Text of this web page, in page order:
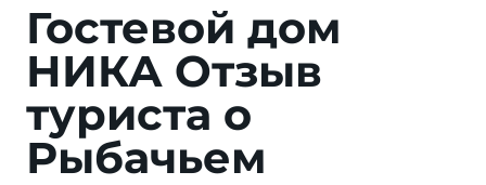
Гостевой дом
НИКА Отзыв
туриста о
Рыбачьем